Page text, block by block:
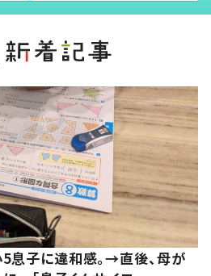
息子に違和感。→直後、母が